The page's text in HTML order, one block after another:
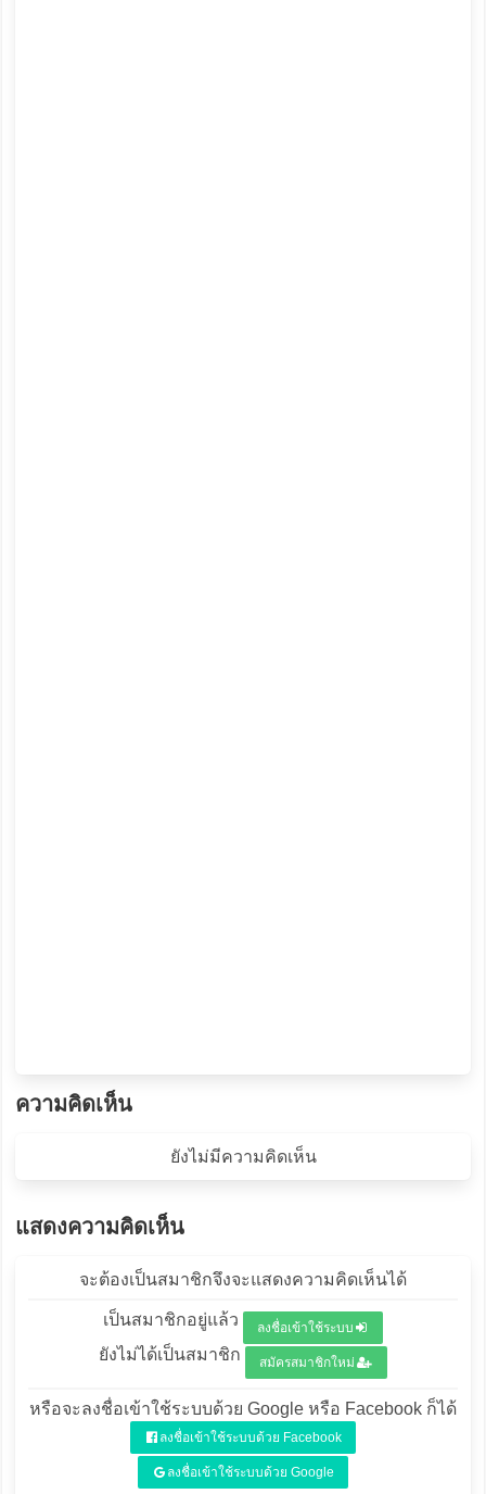
ความคิดเห็น
ยังไม่มีความคิดเห็น
แสดงความคิดเห็น
จะต้องเป็นสมาชิกจึงจะแสดงความคิดเห็นได้
เป็นสมาชิกอยู่แล้ว ลงชื่อเข้าใช้ระบบ
ยังไม่ได้เป็นสมาชิก สมัครสมาชิกใหม่
หรือจะลงชื่อเข้าใช้ระบบด้วย Google หรือ Facebook ก็ได้
ลงชื่อเข้าใช้ระบบด้วย Facebook
ลงชื่อเข้าใช้ระบบด้วย Google